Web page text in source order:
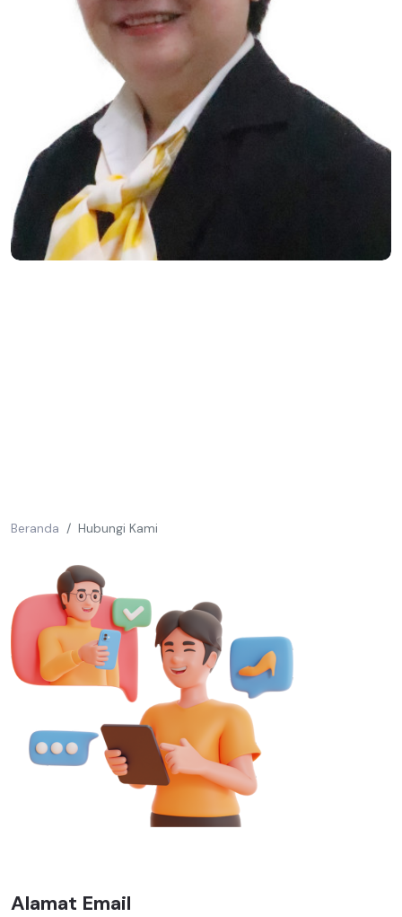
Beranda Hubungi Kami
Alamat Email